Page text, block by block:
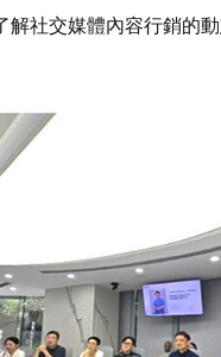
社交媒體內容行銷的